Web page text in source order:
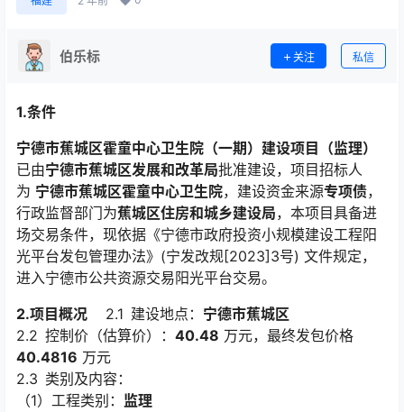
伯乐标 关注 私信
1.条件
宁德市蕉城区霍童中心卫生院（一期）建设项目（监理）
已由宁德市蕉城区发展和改革局批准建设，项目招标人
为 宁德市蕉城区霍童中心卫生院，建设资金来源专项债，
行政监督部门为蕉城区住房和城乡建设局，本项目具备进
场交易条件，现依据《宁德市政府投资小规模建设工程阳
光平台发包管理办法》(宁发改规[2023]3号) 文件规定，
进入宁德市公共资源交易阳光平台交易。
2.项目概况 2.1 建设地点： 宁德市蕉城区
2.2 控制价（估算价）： 40.48 万元，最终发包价格
40.4816 万元
2.3 类别及内容：
（1）工程类别： 监理